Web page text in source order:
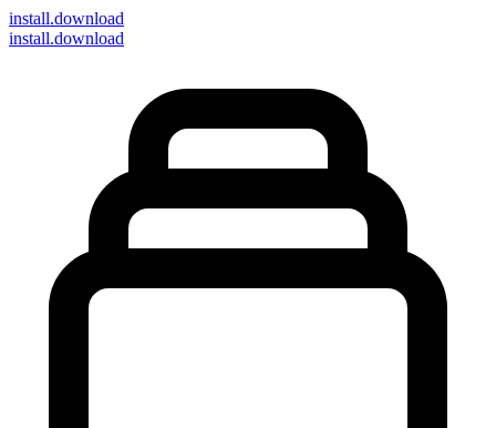
install.download
install.download